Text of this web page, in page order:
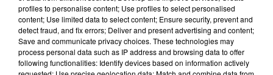
reviennent. Quant à son côté porte-bonheur,
son origine puise dans le langage des fleurs.
Le muguet symbolise la fougue de la
jeunesse, la coquetterie et le retour du
profiles to personalise content; Use profiles to select personalised
content; Use limited data to select content; Ensure security, prevent and
detect fraud, and fix errors; Deliver and present advertising and content;
Save and communicate privacy choices. These technologies may
process personal data such as IP address and browsing data to offer
following functionalities: Identify devices based on information actively